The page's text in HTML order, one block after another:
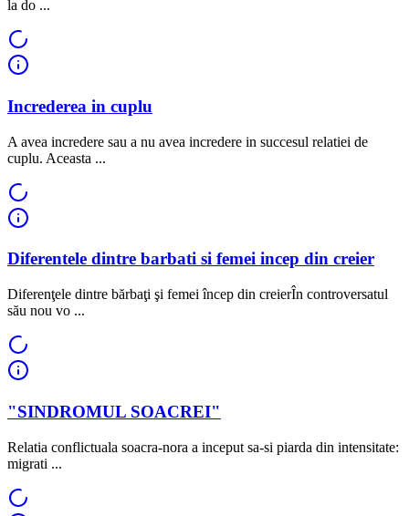
la do ...
Increderea in cuplu
A avea incredere sau a nu avea incredere in succesul relatiei de
cuplu. Aceasta ...
Diferentele dintre barbati si femei incep din creier
Diferenţele dintre bărbaţi şi femei încep din creierÎn controversatul
său nou vo ...
"SINDROMUL SOACREI"
Relatia conflictuala soacra-nora a inceput sa-si piarda din intensitate:
migrati ...